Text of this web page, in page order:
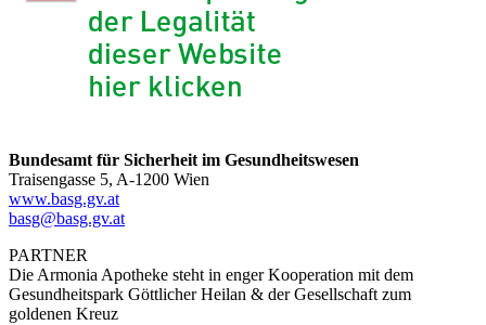
Bundesamt für Sicherheit im Gesundheitswesen
Traisengasse 5, A-1200 Wien
www.basg.gv.at
basg@basg.gv.at
PARTNER
Die Armonia Apotheke steht in enger Kooperation mit dem
Gesundheitspark Göttlicher Heilan & der Gesellschaft zum
goldenen Kreuz